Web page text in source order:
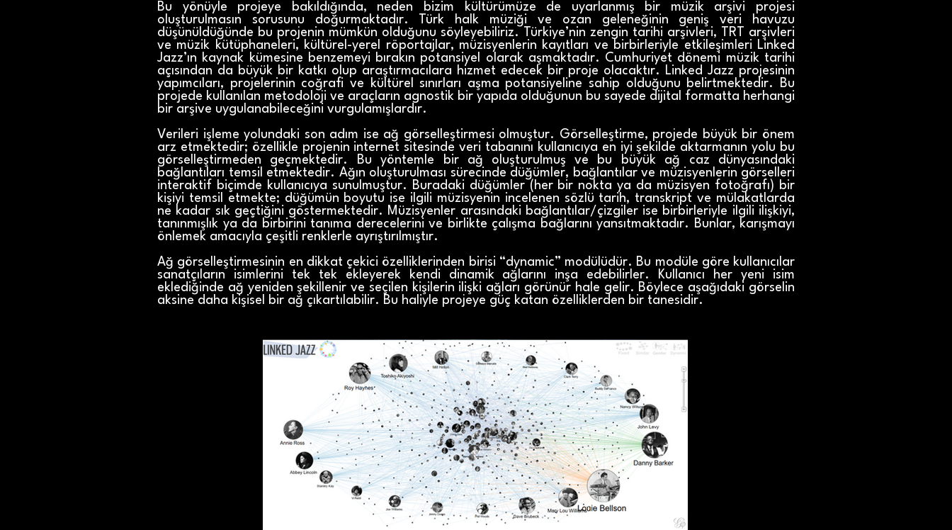
Bu yönüyle projeye bakıldığında, neden bizim kültürümüze de uyarlanmış bir müzik arşivi projesi
oluşturulmasın sorusunu doğurmaktadır. Türk halk müziği ve ozan geleneğinin geniş veri havuzu
düşünüldüğünde bu projenin mümkün olduğunu söyleyebiliriz. Türkiye’nin zengin tarihi arşivleri, TRT arşivleri
ve müzik kütüphaneleri, kültürel-yerel röportajlar, müzisyenlerin kayıtları ve birbirleriyle etkileşimleri Linked
Jazz’ın kaynak kümesine benzemeyi bırakın potansiyel olarak aşmaktadır. Cumhuriyet dönemi müzik tarihi
açısından da büyük bir katkı olup araştırmacılara hizmet edecek bir proje olacaktır. Linked Jazz projesinin
yapımcıları, projelerinin coğrafi ve kültürel sınırları aşma potansiyeline sahip olduğunu belirtmektedir. Bu
projede kullanılan metodoloji ve araçların agnostik bir yapıda olduğunun bu sayede dijital formatta herhangi
bir arşive uygulanabileceğini vurgulamışlardır.
Verileri işleme yolundaki son adım ise ağ görselleştirmesi olmuştur. Görselleştirme, projede büyük bir önem
arz etmektedir; özellikle projenin internet sitesinde veri tabanını kullanıcıya en iyi şekilde aktarmanın yolu bu
görselleştirmeden geçmektedir. Bu yöntemle bir ağ oluşturulmuş ve bu büyük ağ caz dünyasındaki
bağlantıları temsil etmektedir. Ağın oluşturulması sürecinde düğümler, bağlantılar ve müzisyenlerin görselleri
interaktif biçimde kullanıcıya sunulmuştur. Buradaki düğümler (her bir nokta ya da müzisyen fotoğrafı) bir
kişiyi temsil etmekte; düğümün boyutu ise ilgili müzisyenin incelenen sözlü tarih, transkript ve mülakatlarda
ne kadar sık geçtiğini göstermektedir. Müzisyenler arasındaki bağlantılar/çizgiler ise birbirleriyle ilgili ilişkiyi,
tanınmışlık ya da birbirini tanıma derecelerini ve birlikte çalışma bağlarını yansıtmaktadır. Bunlar, karışmayı
önlemek amacıyla çeşitli renklerle ayrıştırılmıştır.
Ağ görselleştirmesinin en dikkat çekici özelliklerinden birisi “dynamic” modülüdür. Bu modüle göre kullanıcılar
sanatçıların isimlerini tek tek ekleyerek kendi dinamik ağlarını inşa edebilirler. Kullanıcı her yeni isim
eklediğinde ağ yeniden şekillenir ve seçilen kişilerin ilişki ağları görünür hale gelir. Böylece aşağıdaki görselin
aksine daha kişisel bir ağ çıkartılabilir. Bu haliyle projeye güç katan özelliklerden bir tanesidir.